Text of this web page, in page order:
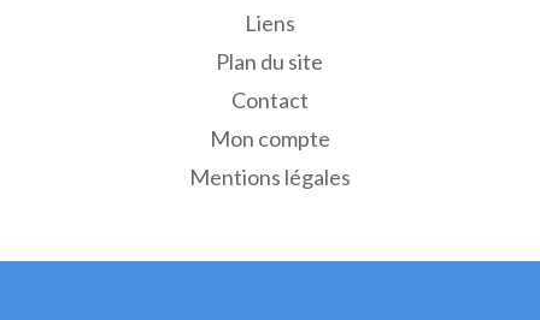
Liens
Plan du site
Contact
Mon compte
Mentions légales